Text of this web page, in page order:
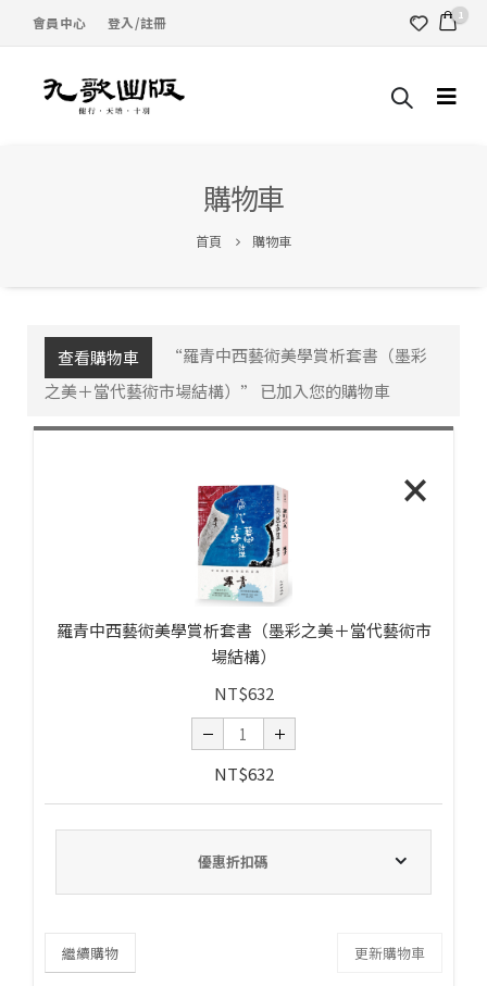
會員中心 登入/註冊 1
購物車
首頁 購物車
查看購物車
“羅青中西藝術美學賞析套書（墨彩
之美＋當代藝術市場結構）” 已加入您的購物車
×
羅青中西藝術美學賞析套書（墨彩之美＋當代藝術市
場結構）
NT$632
NT$632
優惠折扣碼
繼續購物 更新購物車